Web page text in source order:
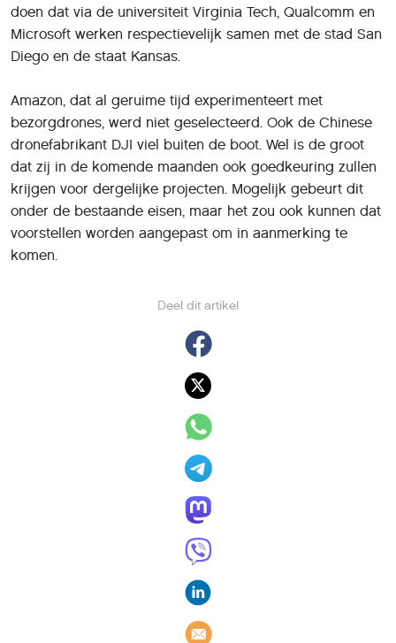
Nederlandstalige Google
Home-speaker in aantocht
Charlotte van Berne